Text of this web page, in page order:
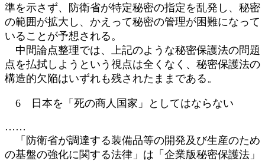
準を示さず、防衛省が特定秘密の指定を乱発し、秘密
の範囲が拡大し、かえって秘密の管理が困難になって
いることが予想される。
中間論点整理では、上記のような秘密保護法の問題
点を払拭しようという視点は全くなく、秘密保護法の
構造的欠陥はいずれも残されたままである。
6 日本を「死の商人国家」としてはならない
……
「防衛省が調達する装備品等の開発及び生産のため
の基盤の強化に関する法律」は「企業版秘密保護法」